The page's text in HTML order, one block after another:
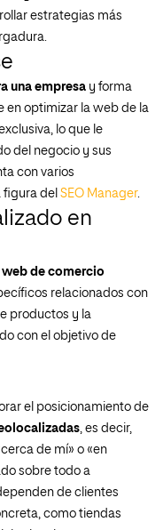
estrategias más
una empresa y forma
en optimizar la web de la
lo que le
del negocio y sus
con varios
figura del SEO Manager.
en
de comercio
relacionados con
productos y la
con el objetivo de
el posicionamiento de
, es decir,
de mí» o «en
sobre todo a
de clientes
como tiendas